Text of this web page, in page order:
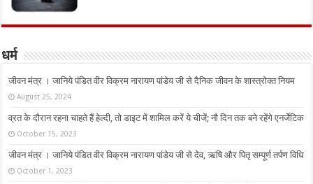
धर्म
जीवन मंत्र । जानिये पंडित वीर विक्रम नारायण पांडेय जी से दैनिक जीवन के शास्त्रोक्त नियम
August 25, 2024
व्रत के दौरान रहना चाहते हैं हेल्दी, तो डाइट में शामिल करें ये चीजें; नौ दिन तक बने रहेंगे एनर्जेटिक
October 15, 2023
जीवन मंत्र । जानिये पंडित वीर विक्रम नारायण पांडेय जी से देव, ऋषि और पितृ सम्पूर्ण तर्पण विधि
October 1, 2023